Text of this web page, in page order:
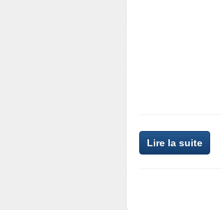
Lire la suite